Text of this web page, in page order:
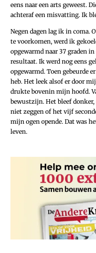
eens naar een arts geweest.
achteraf een misvatting. Ik
Negen dagen lag ik in coma.
te voorkomen, werd ik
opgewarmd naar 37 graden
resultaat. Ik werd nog eens
opgewarmd. Toen gebeurde
heb. Het leek alsof er door
drukte bovenin mijn hoofd.
bewustzijn. Het bleef
niet zeggen of het vijf
mijn ogen opende. Dat was
leven.